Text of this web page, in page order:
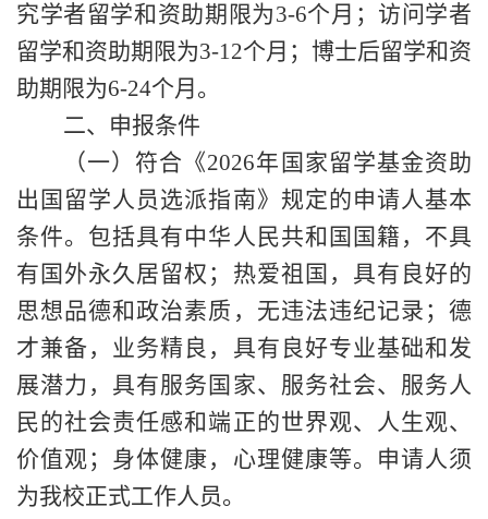
究学者留学和资助期限为3-6个月；访问学者
留学和资助期限为3-12个月；博士后留学和资
助期限为6-24个月。
二、申报条件
（一）符合《2026年国家留学基金资助
出国留学人员选派指南》规定的申请人基本
条件。包括具有中华人民共和国国籍，不具
有国外永久居留权；热爱祖国，具有良好的
思想品德和政治素质，无违法违纪记录；德
才兼备，业务精良，具有良好专业基础和发
展潜力，具有服务国家、服务社会、服务人
民的社会责任感和端正的世界观、人生观、
价值观；身体健康，心理健康等。申请人须
为我校正式工作人员。